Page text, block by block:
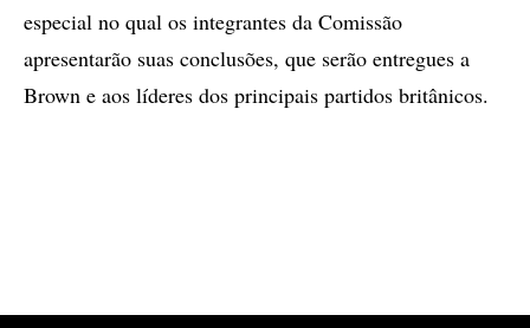
especial no qual os integrantes da Comissão
apresentarão suas conclusões, que serão entregues a
Brown e aos líderes dos principais partidos britânicos.